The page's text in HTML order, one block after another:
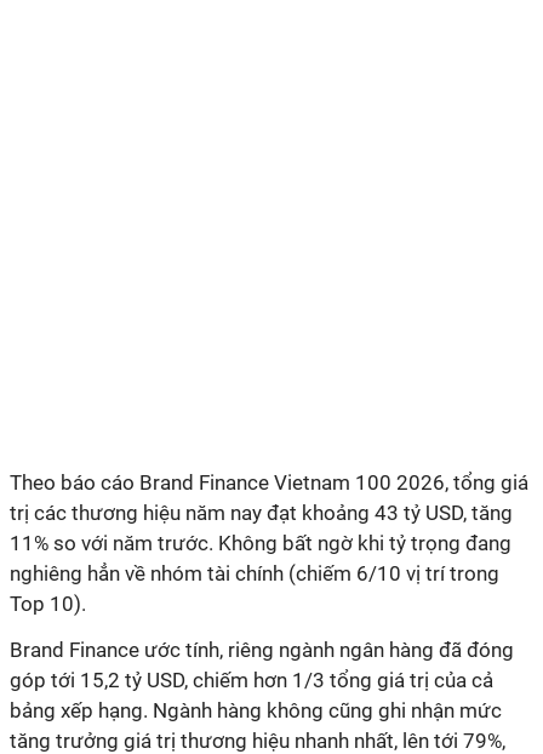
Theo báo cáo Brand Finance Vietnam 100 2026, tổng giá
trị các thương hiệu năm nay đạt khoảng 43 tỷ USD, tăng
11% so với năm trước. Không bất ngờ khi tỷ trọng đang
nghiêng hẳn về nhóm tài chính (chiếm 6/10 vị trí trong
Top 10).
Brand Finance ước tính, riêng ngành ngân hàng đã đóng
góp tới 15,2 tỷ USD, chiếm hơn 1/3 tổng giá trị của cả
bảng xếp hạng. Ngành hàng không cũng ghi nhận mức
tăng trưởng giá trị thương hiệu nhanh nhất, lên tới 79%,